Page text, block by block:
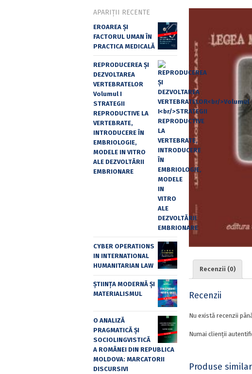
Recenzii (0)
Recenzii
Nu există recenzii
Numai clienții
Produse
APARIȚII RECENTE
EROAREA ȘI
FACTORUL UMAN ÎN
PRACTICA MEDICALĂ
REPRODUCEREA ȘI
DEZVOLTAREA
VERTEBRATELOR
Volumul I
STRATEGII
REPRODUCTIVE LA
VERTEBRATE,
INTRODUCERE ÎN
EMBRIOLOGIE,
MODELE IN VITRO
ALE DEZVOLTĂRII
EMBRIONARE
CYBER OPERATIONS
IN INTERNATIONAL
HUMANITARIAN LAW
ȘTIINȚA MODERNĂ ȘI
MATERIALISMUL
O ANALIZĂ
PRAGMATICĂ ȘI
SOCIOLINGVISTICĂ
A ROMÂNEI DIN REPUBLICA
MOLDOVA: MARCATORII
DISCURSIVI